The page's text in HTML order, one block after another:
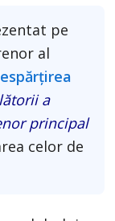
pe
al
a
principal
celor de